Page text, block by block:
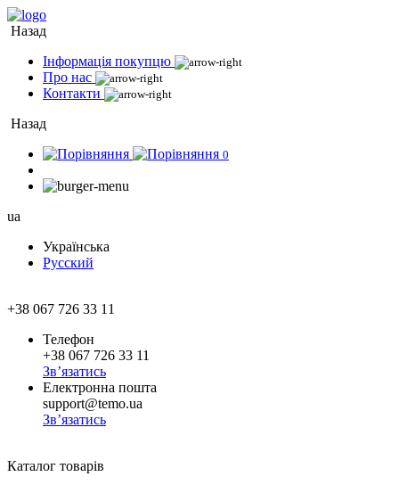
Назад
Інформація покупцю
Про нас
Контакти
Назад
0
ua
Українська
Русский
+38 067 726 33 11
Телефон
+38 067 726 33 11
Зв’язатись
Електронна пошта
support@temo.ua
Зв’язатись
Каталог товарів